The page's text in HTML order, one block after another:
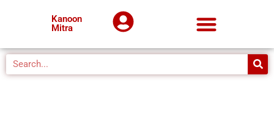
Kanoon
Mitra